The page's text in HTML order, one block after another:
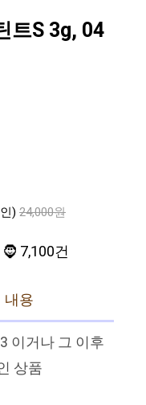
트S 3g, 04
) 24,000원
7,100건
내용
이거나 그 이후
상품